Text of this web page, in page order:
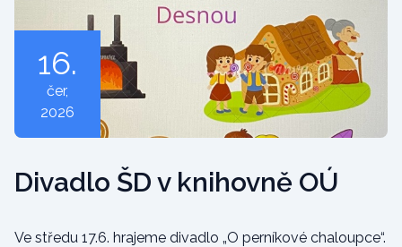
16.
čer,
2026
Divadlo ŠD v knihovně OÚ
Ve středu 17.6. hrajeme divadlo „O perníkové chaloupce“.